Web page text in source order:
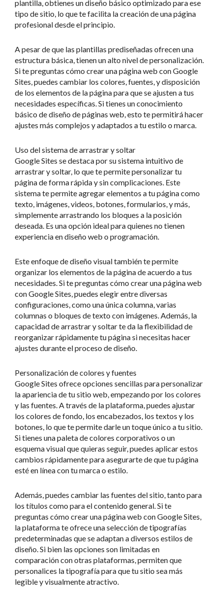
plantilla, obtienes un diseño básico optimizado para ese
tipo de sitio, lo que te facilita la creación de una página
profesional desde el principio.
A pesar de que las plantillas prediseñadas ofrecen una
estructura básica, tienen un alto nivel de personalización.
Si te preguntas cómo crear una página web con Google
Sites, puedes cambiar los colores, fuentes, y disposición
de los elementos de la página para que se ajusten a tus
necesidades específicas. Si tienes un conocimiento
básico de diseño de páginas web, esto te permitirá hacer
ajustes más complejos y adaptados a tu estilo o marca.
Uso del sistema de arrastrar y soltar
Google Sites se destaca por su sistema intuitivo de
arrastrar y soltar, lo que te permite personalizar tu
página de forma rápida y sin complicaciones. Este
sistema te permite agregar elementos a tu página como
texto, imágenes, videos, botones, formularios, y más,
simplemente arrastrando los bloques a la posición
deseada. Es una opción ideal para quienes no tienen
experiencia en diseño web o programación.
Este enfoque de diseño visual también te permite
organizar los elementos de la página de acuerdo a tus
necesidades. Si te preguntas cómo crear una página web
con Google Sites, puedes elegir entre diversas
configuraciones, como una única columna, varias
columnas o bloques de texto con imágenes. Además, la
capacidad de arrastrar y soltar te da la flexibilidad de
reorganizar rápidamente tu página si necesitas hacer
ajustes durante el proceso de diseño.
Personalización de colores y fuentes
Google Sites ofrece opciones sencillas para personalizar
la apariencia de tu sitio web, empezando por los colores
y las fuentes. A través de la plataforma, puedes ajustar
los colores de fondo, los encabezados, los textos y los
botones, lo que te permite darle un toque único a tu sitio.
Si tienes una paleta de colores corporativos o un
esquema visual que quieras seguir, puedes aplicar estos
cambios rápidamente para asegurarte de que tu página
esté en línea con tu marca o estilo.
Además, puedes cambiar las fuentes del sitio, tanto para
los títulos como para el contenido general. Si te
preguntas cómo crear una página web con Google Sites,
la plataforma te ofrece una selección de tipografías
predeterminadas que se adaptan a diversos estilos de
diseño. Si bien las opciones son limitadas en
comparación con otras plataformas, permiten que
personalices la tipografía para que tu sitio sea más
legible y visualmente atractivo.